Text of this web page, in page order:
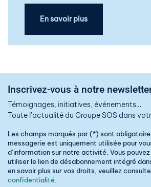
En savoir plus
Inscrivez-vous à notre
Témoignages, initiatives, événements…
Toute l’actualité du Groupe SOS dans
Les champs marqués par (*) sont
messagerie est uniquement utilisée pour
d’information sur notre activité. Vous
utiliser le lien de désabonnement intégré
en savoir plus sur vos droits, veuillez
confidentialité